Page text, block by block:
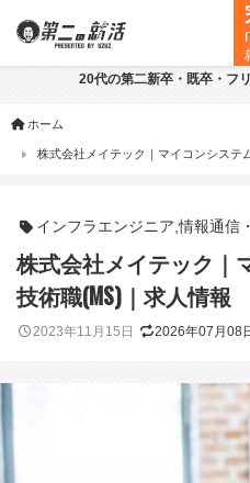
20代の第二新卒・既卒・フ
ホーム
株式会社メイテック｜マイコンシステ
インフラエンジニア ,情報通信
株式会社メイテック｜
技術職(MS)｜求人情報
2023年11月15日 2026年07月08